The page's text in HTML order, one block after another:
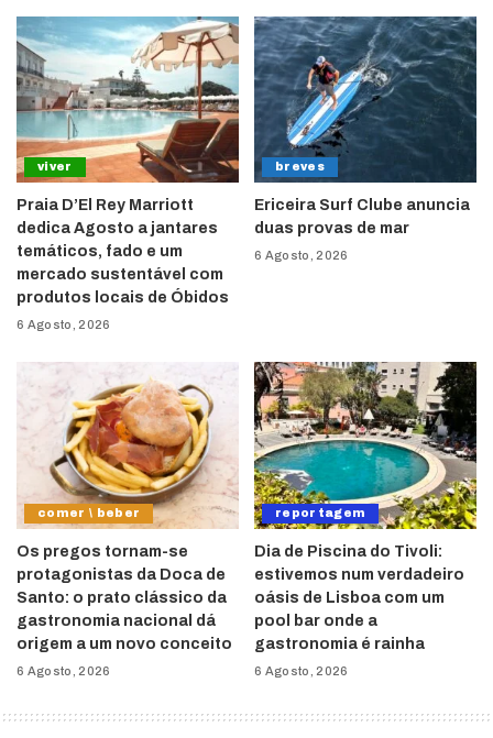
viver
Praia D’El Rey Marriott
dedica Agosto a jantares
temáticos, fado e um
mercado sustentável com
produtos locais de Óbidos
6 Agosto, 2026
breves
Ericeira Surf Clube anuncia
duas provas de mar
6 Agosto, 2026
comer \ beber
Os pregos tornam-se
protagonistas da Doca de
Santo: o prato clássico da
gastronomia nacional dá
origem a um novo conceito
6 Agosto, 2026
reportagem
Dia de Piscina do Tivoli:
estivemos num verdadeiro
oásis de Lisboa com um
pool bar onde a
gastronomia é rainha
6 Agosto, 2026